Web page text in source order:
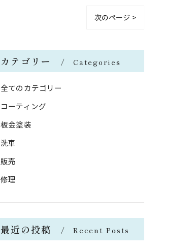
次のページ >
カテゴリー Categories
全てのカテゴリー
コーティング
板金塗装
洗車
販売
修理
最近の投稿 Recent Posts